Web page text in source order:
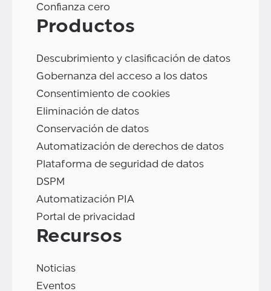
Confianza cero
Productos
Descubrimiento y clasificación de datos
Gobernanza del acceso a los datos
Consentimiento de cookies
Eliminación de datos
Conservación de datos
Automatización de derechos de datos
Plataforma de seguridad de datos
DSPM
Automatización PIA
Portal de privacidad
Recursos
Noticias
Eventos